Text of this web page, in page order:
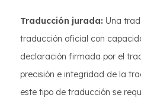
Traducción jurada: Una
traducción oficial con
declaración firmada por el
precisión e integridad de la
este tipo de traducción se